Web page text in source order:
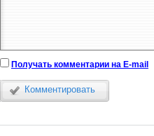
Получать комментарии на E-mail
Комментировать